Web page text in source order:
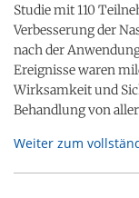
Studie mit 110
Verbesserung der
nach der
Ereignisse waren
Wirksamkeit und
Behandlung von
Weiter zum